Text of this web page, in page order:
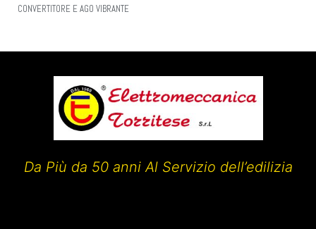
CONVERTITORE E AGO VIBRANTE
Da Più da 50 anni Al Servizio dell’edilizia